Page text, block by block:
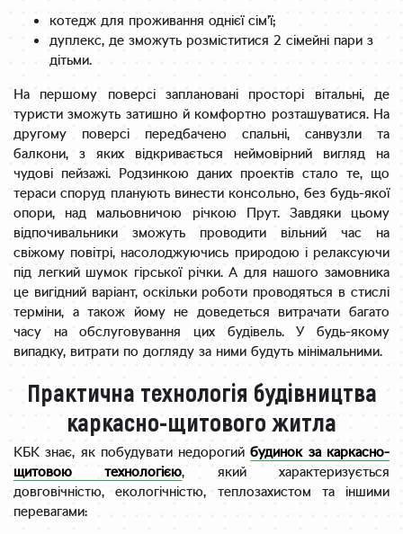
котедж для проживання однієї сім’ї;
дуплекс, де зможуть розміститися 2 сімейні пари з
дітьми.
На першому поверсі заплановані просторі вітальні, де
туристи зможуть затишно й комфортно розташуватися. На
другому поверсі передбачено спальні, санвузли та
балкони, з яких відкривається неймовірний вигляд на
чудові пейзажі. Родзинкою даних проектів стало те, що
тераси споруд планують винести консольно, без будь-якої
опори, над мальовничою річкою Прут. Завдяки цьому
відпочивальники зможуть проводити вільний час на
свіжому повітрі, насолоджуючись природою і релаксуючи
під легкий шумок гірської річки. А для нашого замовника
це вигідний варіант, оскільки роботи проводяться в стислі
терміни, а також йому не доведеться витрачати багато
часу на обслуговування цих будівель. У будь-якому
випадку, витрати по догляду за ними будуть мінімальними.
Практична технологія будівництва
каркасно-щитового житла
КБК знає, як побудувати недорогийбудинок за каркасно-
щитовою технологією, який характеризується
довговічністю, екологічністю, теплозахистом та іншими
перевагами: